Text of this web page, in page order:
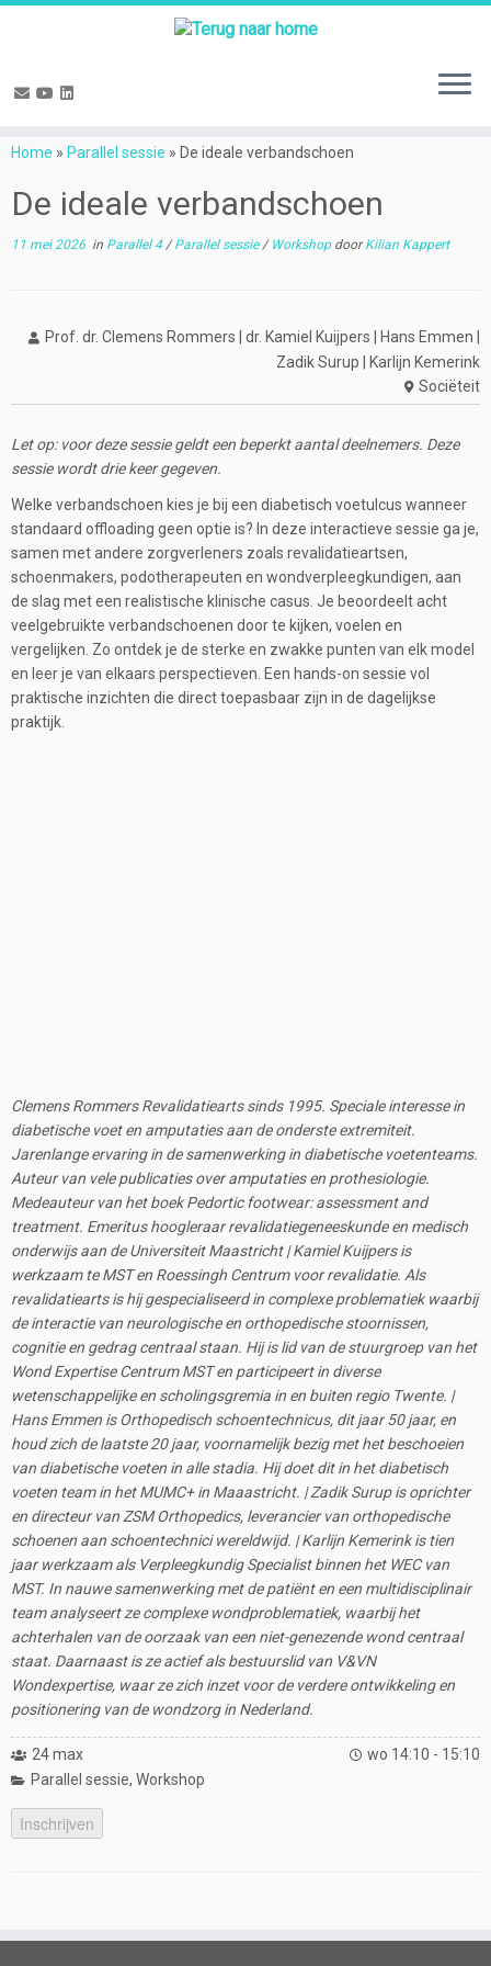
naarHome » Parallel sessie » De ideale verbandschoen
De ideale verbandschoen
11 mei 2026 in Parallel 4/Parallel sessie/ Workshop doorKilian Kappert
Prof. dr. Clemens Rommers | dr. Kamiel Kuijpers | Hans Emmen |
Zadik Surup | Karlijn Kemerink
Sociëteit
Let op: voor deze sessie geldt een beperkt aantal deelnemers. Deze
sessie wordt drie keer gegeven.
Welke verbandschoen kies je bij een diabetisch voetulcus wanneer
standaard offloading geen optie is? In deze interactieve sessie ga je,
samen met andere zorgverleners zoals revalidatieartsen,
schoenmakers, podotherapeuten en wondverpleegkundigen, aan
de slag met een realistische klinische casus. Je beoordeelt acht
veelgebruikte verbandschoenen door te kijken, voelen en
vergelijken. Zo ontdek je de sterke en zwakke punten van elk model
en leer je van elkaars perspectieven. Een hands-on sessie vol
praktische inzichten die direct toepasbaar zijn in de dagelijkse
praktijk.
Clemens Rommers Revalidatiearts sinds 1995. Speciale interesse in
diabetische voet en amputaties aan de onderste extremiteit.
Jarenlange ervaring in de samenwerking in diabetische voetenteams.
Auteur van vele publicaties over amputaties en prothesiologie.
Medeauteur van het boek Pedortic footwear: assessment and
treatment. Emeritus hoogleraar revalidatiegeneeskunde en medisch
onderwijs aan de Universiteit Maastricht | Kamiel Kuijpers is
werkzaam te MST en Roessingh Centrum voor revalidatie. Als
revalidatiearts is hij gespecialiseerd in complexe problematiek waarbij
de interactie van neurologische en orthopedische stoornissen,
cognitie en gedrag centraal staan. Hij is lid van de stuurgroep van het
Wond Expertise Centrum MST en participeert in diverse
wetenschappelijke en scholingsgremia in en buiten regio Twente. |
Hans Emmen is Orthopedisch schoentechnicus, dit jaar 50 jaar, en
houd zich de laatste 20 jaar, voornamelijk bezig met het beschoeien
van diabetische voeten in alle stadia. Hij doet dit in het diabetisch
voeten team in het MUMC+ in Maaastricht. | Zadik Surup is oprichter
en directeur van ZSM Orthopedics, leverancier van orthopedische
schoenen aan schoentechnici wereldwijd. | Karlijn Kemerink is tien
jaar werkzaam als Verpleegkundig Specialist binnen het WEC van
MST. In nauwe samenwerking met de patiënt en een multidisciplinair
team analyseert ze complexe wondproblematiek, waarbij het
achterhalen van de oorzaak van een niet-genezende wond centraal
staat. Daarnaast is ze actief als bestuurslid van V&VN
Wondexpertise, waar ze zich inzet voor de verdere ontwikkeling en
positionering van de wondzorg in Nederland.
wo 14:10 - 15:10
24 max
Parallel sessie, Workshop
Inschrijven